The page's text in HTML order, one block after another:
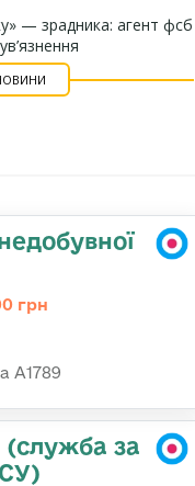
— зрадника: агент фсб
грн
А1789
за